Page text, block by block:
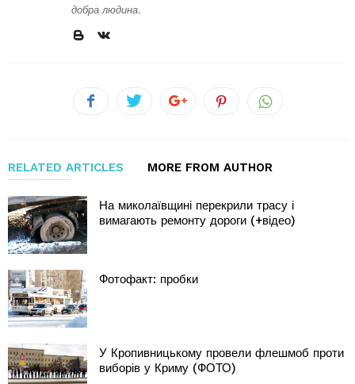
добра людина.
RELATED ARTICLES MORE FROM AUTHOR
На миколаївщині перекрили трасу і
вимагають ремонту дороги (+відео)
Фотофакт: пробки
У Кропивницькому провели флешмоб проти
виборів у Криму (ФОТО)